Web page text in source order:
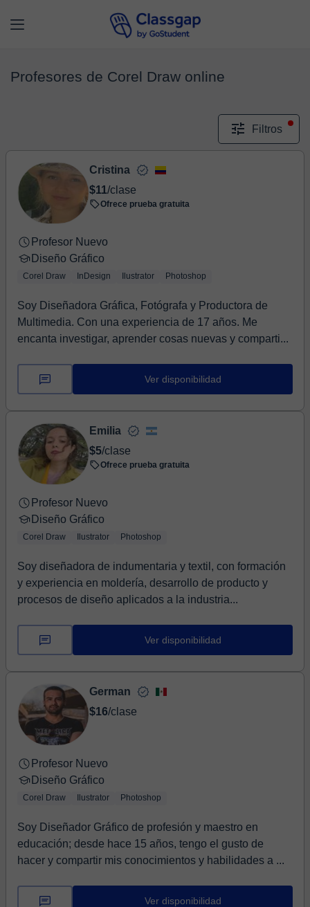
Profesores de Corel Draw online
Filtros
Cristina
$11/clase
Ofrece prueba gratuita
Profesor Nuevo
Diseño Gráfico
Corel Draw InDesign Ilustrator Photoshop
Soy Diseñadora Gráfica, Fotógrafa y Productora de
Multimedia. Con una experiencia de 17 años. Me
encanta investigar, aprender cosas nuevas y comparti...
Ver disponibilidad
Emilia
$5/clase
Ofrece prueba gratuita
Profesor Nuevo
Diseño Gráfico
Corel Draw Ilustrator Photoshop
Soy diseñadora de indumentaria y textil, con formación
y experiencia en moldería, desarrollo de producto y
procesos de diseño aplicados a la industria...
Ver disponibilidad
German
$16/clase
Profesor Nuevo
Diseño Gráfico
Corel Draw Ilustrator Photoshop
Soy Diseñador Gráfico de profesión y maestro en
educación; desde hace 15 años, tengo el gusto de
hacer y compartir mis conocimientos y habilidades a ...
Ver disponibilidad